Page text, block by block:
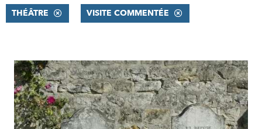
THÉÂTRE VISITE COMMENTÉE
RÉSULTATS